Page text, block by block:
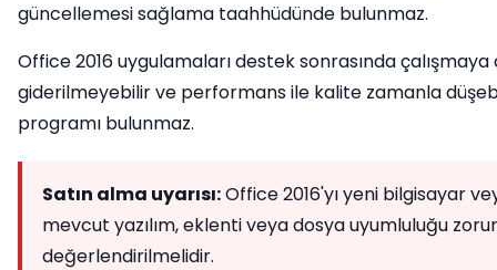
güncellemesi sağlama taahhüdünde bulunmaz.
Office 2016 uygulamaları destek sonrasında
giderilmeyebilir ve performans ile kalite zamanla
programı bulunmaz.
Satın alma uyarısı:Office 2016'yı yeni bilgisayar
mevcut yazılım, eklenti veya dosya uyumluluğu
değerlendirilmelidir.